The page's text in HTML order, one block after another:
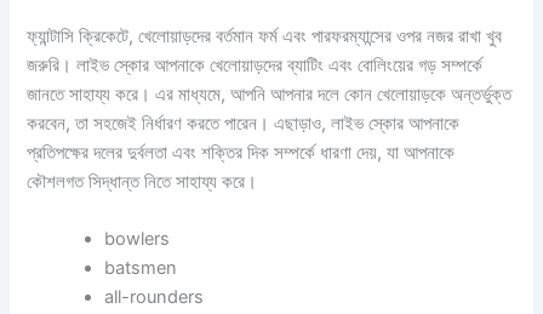
ফ্যান্টাসি ক্রিকেটে, খেলোয়াড়দের বর্তমান ফর্ম এবং পারফরম্যান্সের ওপর নজর রাখা খুব
জরুরি। লাইভ স্কোর আপনাকে খেলোয়াড়দের ব্যাটিং এবং বোলিংয়ের গড় সম্পর্কে
জানতে সাহায্য করে। এর মাধ্যমে, আপনি আপনার দলে কোন খেলোয়াড়কে অন্তর্ভুক্ত
করবেন, তা সহজেই নির্ধারণ করতে পারেন। এছাড়াও, লাইভ স্কোর আপনাকে
প্রতিপক্ষের দলের দুর্বলতা এবং শক্তির দিক সম্পর্কে ধারণা দেয়, যা আপনাকে
কৌশলগত সিদ্ধান্ত নিতে সাহায্য করে।
bowlers
batsmen
all-rounders